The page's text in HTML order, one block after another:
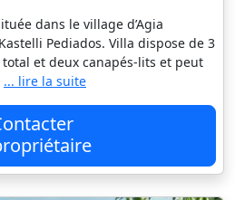
dans le village d’Agia
Pediados. Villa dispose de 3
et deux canapés-lits et peut
... lire la suite